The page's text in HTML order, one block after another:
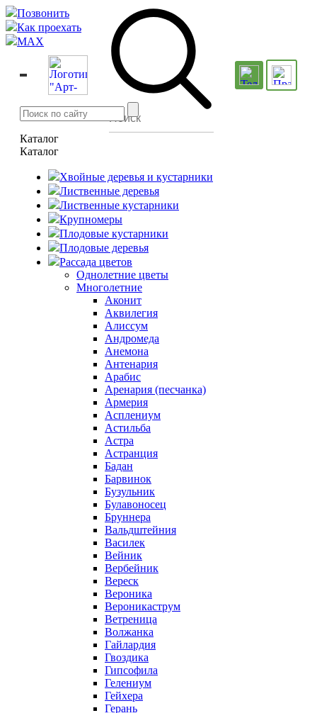
Позвонить
Как проехать
MAX
Каталог
Каталог
Хвойные деревья и кустарники
Лиственные деревья
Лиственные кустарники
Крупномеры
Плодовые кустарники
Плодовые деревья
Рассада цветов
Однолетние цветы
Многолетние
Аконит
Аквилегия
Алиссум
Андромеда
Анемона
Антенария
Арабис
Аренария (песчанка)
Армерия
Асплениум
Астильба
Астра
Астранция
Бадан
Барвинок
Бузульник
Булавоносец
Бруннера
Вальдштейния
Василек
Вейник
Вербейник
Вереск
Вероника
Вероникаструм
Ветреница
Волжанка
Гайлардия
Гвоздика
Гипсофила
Гелениум
Гейхера
Герань